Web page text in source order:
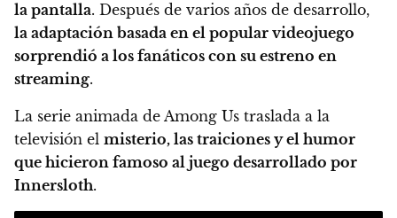
la pantalla. Después de varios años de desarrollo,
la adaptación basada en el popular videojuego
sorprendió a los fanáticos con su estreno en
streaming.
La serie animada de Among Us traslada a la
televisión el misterio, las traiciones y el humor
que hicieron famoso al juego desarrollado por
Innersloth.